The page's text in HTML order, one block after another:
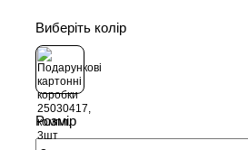
Виберіть колір
Розмір